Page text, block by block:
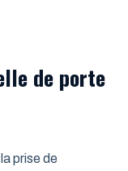
de porte
prise de